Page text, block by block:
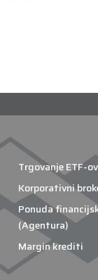
Trgovanje ETF-
Korporativni
Ponuda
(Agentura)
Margin krediti